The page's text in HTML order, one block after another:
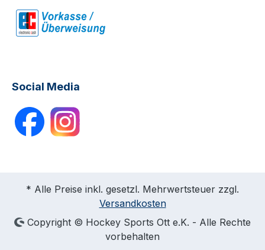
Social Media
* Alle Preise inkl. gesetzl. Mehrwertsteuer zzgl.
Versandkosten
Copyright © Hockey Sports Ott e.K. - Alle Rechte
vorbehalten